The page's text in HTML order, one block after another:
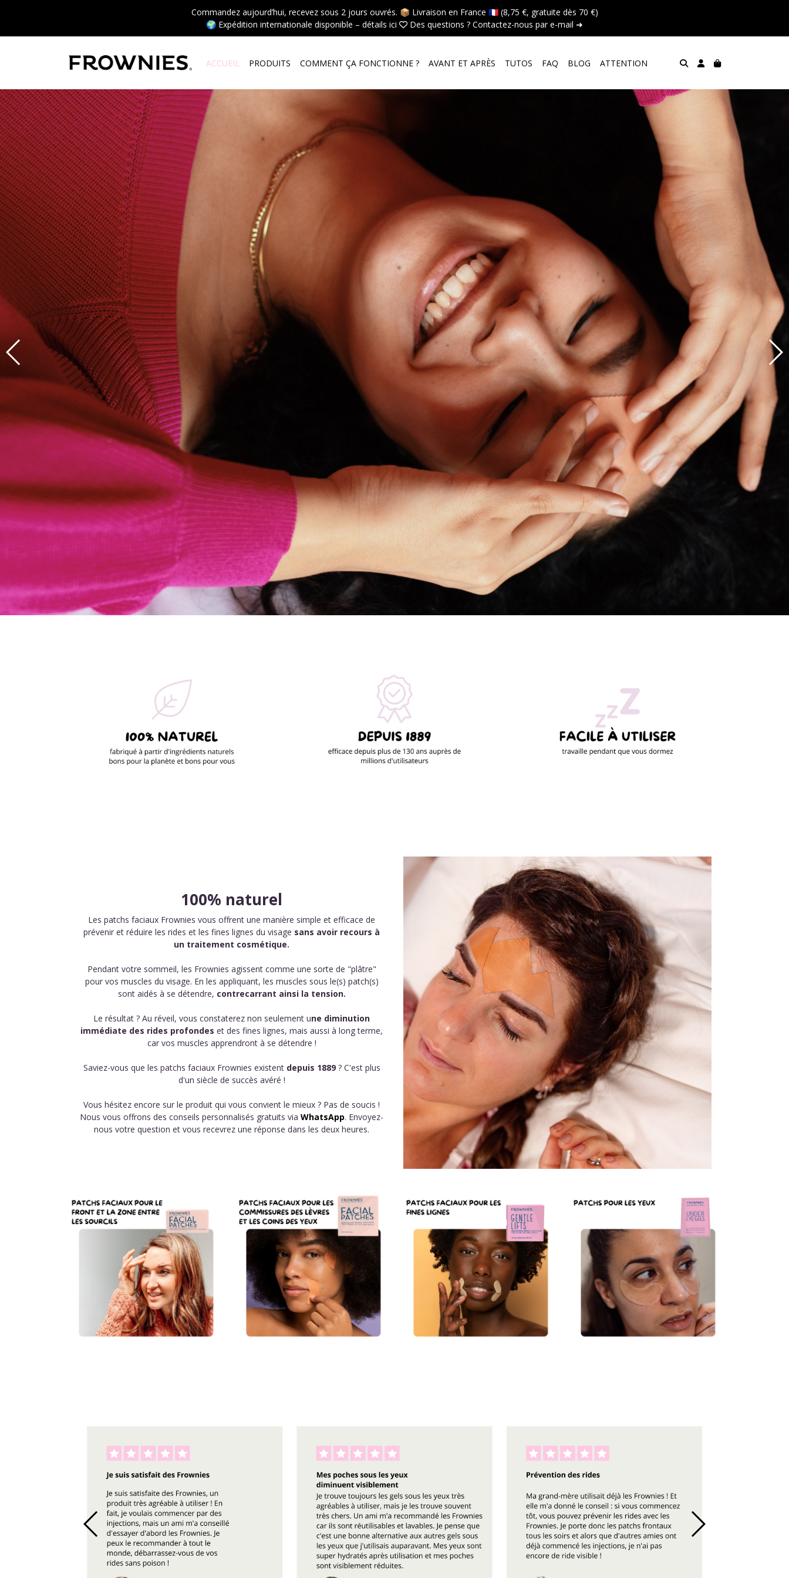
Commandez aujourd’hui, recevez sous 2 jours ouvrés. 📦 Livraison en France 🇫🇷 (8,75 €, gratuite dès 70 €)
🌍 Expédition internationale disponible – détails ici  Des questions ? Contactez-nous par e-mail ➜
ACCUEIL PRODUITS COMMENT ÇA FONCTIONNE ? AVANT ET APRÈS TUTOS FAQ BLOG ATTENTION
100% naturel
Les patchs faciaux Frownies vous offrent une manière simple et efficace de
prévenir et réduire les rides et les fines lignes du visage sans avoir recours à
un traitement cosmétique.
Pendant votre sommeil, les Frownies agissent comme une sorte de "plâtre"
pour vos muscles du visage. En les appliquant, les muscles sous le(s) patch(s)
sont aidés à se détendre, contrecarrant ainsi la tension.
Le résultat ? Au réveil, vous constaterez non seulement une diminution
immédiate des rides profondes et des fines lignes, mais aussi à long terme,
car vos muscles apprendront à se détendre !
Saviez-vous que les patchs faciaux Frownies existent depuis 1889? C'est plus
d'un siècle de succès avéré !
Vous hésitez encore sur le produit qui vous convient le mieux ? Pas de soucis !
Nous vous offrons des conseils personnalisés gratuits via WhatsApp. Envoyez-
nous votre question et vous recevrez une réponse dans les deux heures.